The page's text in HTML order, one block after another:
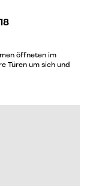
öffneten im
Türen um sich und